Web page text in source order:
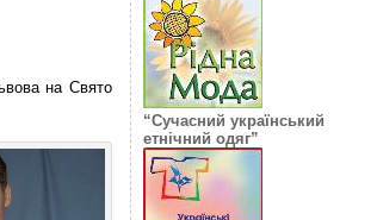
на Свято
“Сучасний український
етнічний одяг”